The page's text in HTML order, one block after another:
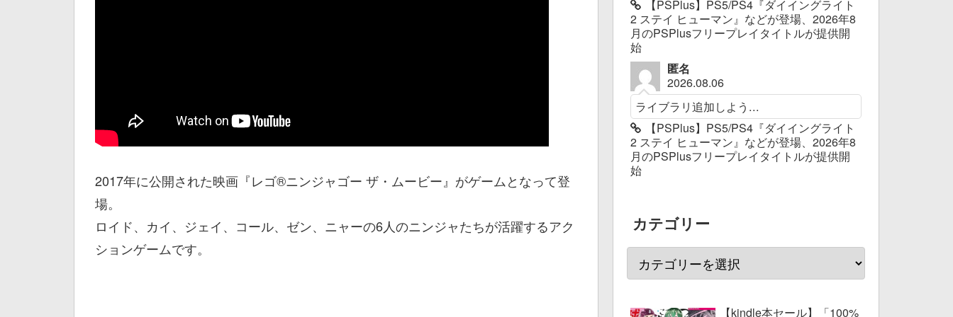
2017年に公開された映画『レゴ®ニンジャゴー ザ・ムービー』がゲームとなって登
場。
ロイド、カイ、ジェイ、コール、ゼン、ニャーの6人のニンジャたちが活躍するアク
ションゲームです。
【PSPlus】PS5/PS4『ダイイングライト
2 ステイ ヒューマン』などが登場、2026年8
月のPSPlusフリープレイタイトルが提供開
始
匿名
2026.08.06
ライブラリ追加しよう...
【PSPlus】PS5/PS4『ダイイングライト
2 ステイ ヒューマン』などが登場、2026年8
月のPSPlusフリープレイタイトルが提供開
始
カテゴリー
【kindle本セール】「100%